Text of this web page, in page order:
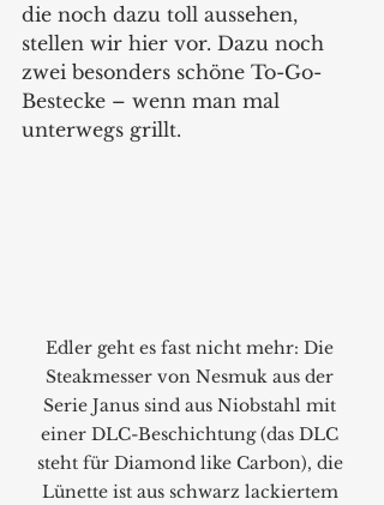
die noch dazu toll aussehen,
stellen wir hier vor. Dazu noch
zwei besonders schöne To-Go-
Bestecke – wenn man mal
unterwegs grillt.
Edler geht es fast nicht mehr: Die
Steakmesser von Nesmuk aus der
Serie Janus sind aus Niobstahl mit
einer DLC-Beschichtung (das DLC
steht für Diamond like Carbon), die
Lünette ist aus schwarz lackiertem